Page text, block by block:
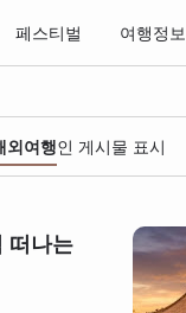
페스티벌 여행정보
외여행인 게시물 표시
떠나는